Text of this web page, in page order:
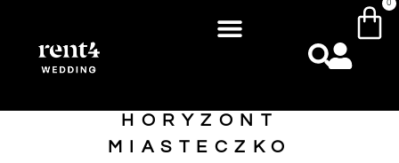
0
HORYZONT
MIASTECZKO